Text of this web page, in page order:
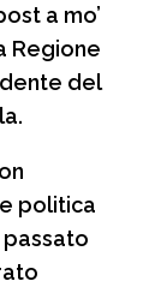
a mo’
Regione
del
politica
passato